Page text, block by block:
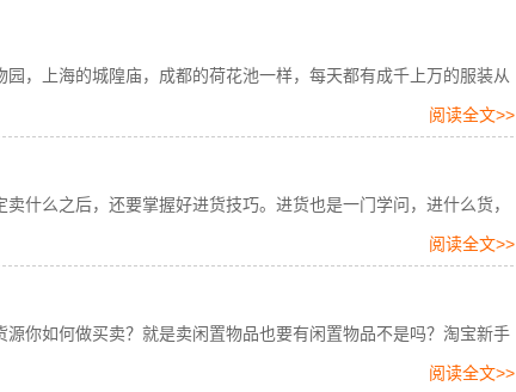
，上海的城隍庙，成都的荷花池一样，每天都有成千上万的服装从
阅读全文>>
什么之后，还要掌握好进货技巧。进货也是一门学问，进什么货，
阅读全文>>
你如何做买卖？就是卖闲置物品也要有闲置物品不是吗？淘宝新手
阅读全文>>